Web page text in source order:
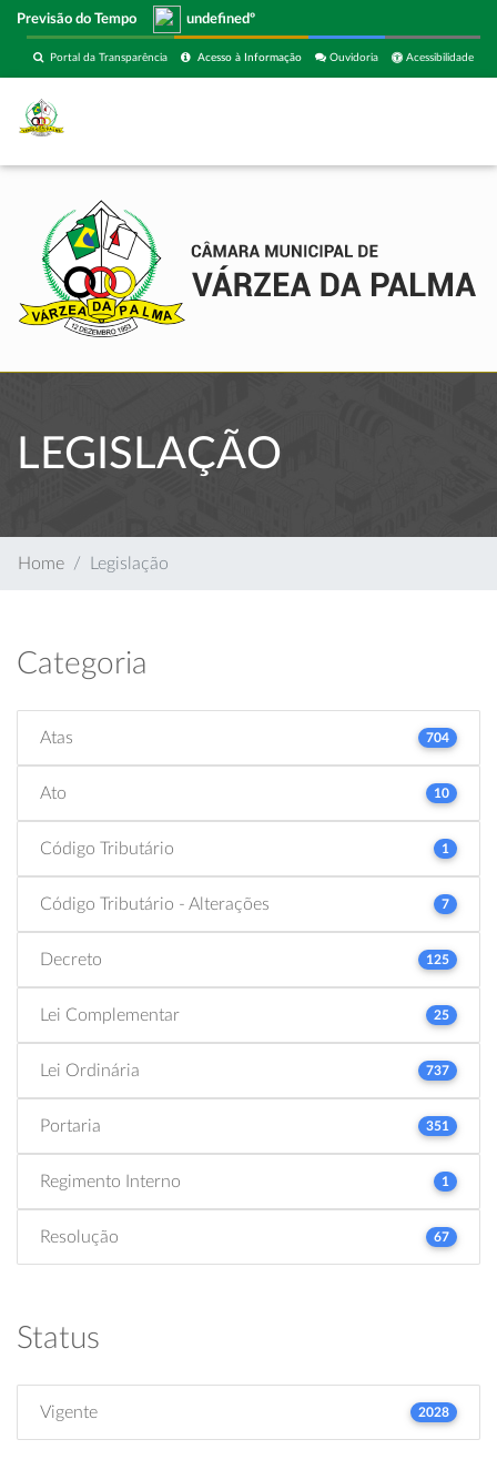
Previsão do Tempo undefinedº
Acessibilidade
Ouvidoria
Acesso à Informação
Portal da Transparência
LEGISLAÇÃO
Home Legislação
Categoria
Atas 704
Ato 10
Código Tributário 1
Código Tributário - Alterações 7
Decreto 125
Lei Complementar 25
Lei Ordinária 737
Portaria 351
Regimento Interno 1
Resolução 67
Status
Vigente 2028